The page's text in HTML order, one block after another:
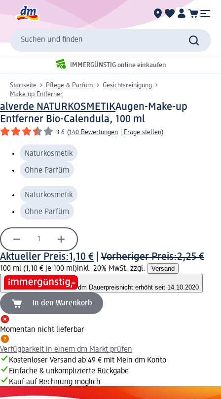
Suchen und finden
IMMERGÜNSTIG online einkaufen
Startseite Pflege & Parfum
Gesichtsreinigung
Make-up Entferner
alverde NATURKOSMETIKAugen-Make-up
Entferner Bio-Calendula, 100 ml
3.6 (140 Bewertungen Frage stellen)
Naturkosmetik
Ohne Parfüm
Naturkosmetik
Ohne Parfüm
Aktueller Preis:1,10 € Vorheriger Preis:2,25 €
100 ml (1,10 € je 100 ml)inkl. 20% MwSt. zzgl. Versand
dm Dauerpreisnicht erhöht seit 14.10.2020
In den Warenkorb
Momentan nicht lieferbar
Verfügbarkeit in einem dm Markt prüfen
Kostenloser Versand ab 49 € mit Mein dm Konto
Einfache & unkomplizierte Rückgabe
Kauf auf Rechnung möglich